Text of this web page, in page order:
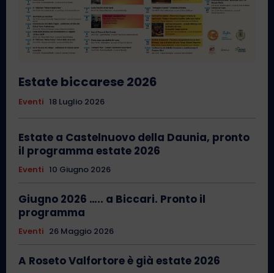
Estate biccarese 2026
Eventi 18 Luglio 2026
Estate a Castelnuovo della Daunia, pronto
il programma estate 2026
Eventi 10 Giugno 2026
Giugno 2026 ….. a Biccari. Pronto il
programma
Eventi 26 Maggio 2026
A Roseto Valfortore è già estate 2026